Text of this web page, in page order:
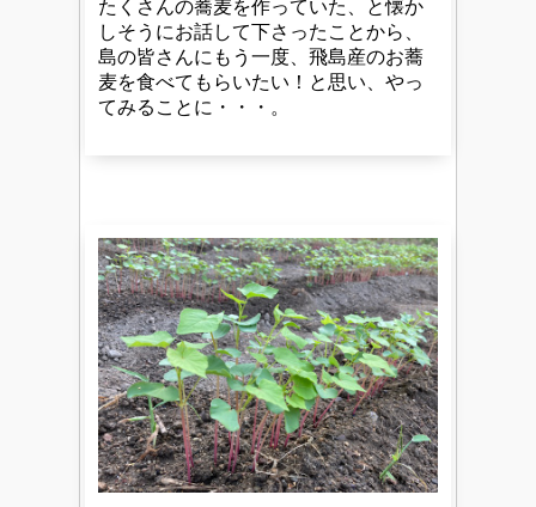
たくさんの蕎麦を作っていた、と懐か
しそうにお話して下さったことから、
島の皆さんにもう一度、飛島産のお蕎
麦を食べてもらいたい！と思い、やっ
てみることに・・・。